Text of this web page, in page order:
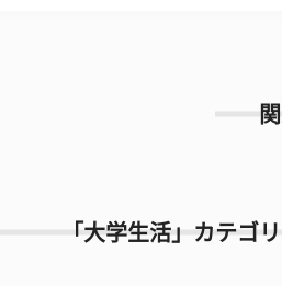
「大学生活」カテゴ